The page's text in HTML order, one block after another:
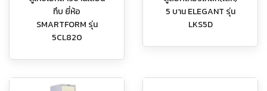
ทึบ ยี่ห้อ
SMARTFORM รุ่น
5CL820
5 บาน ELEGANT รุ่น
LKS5D